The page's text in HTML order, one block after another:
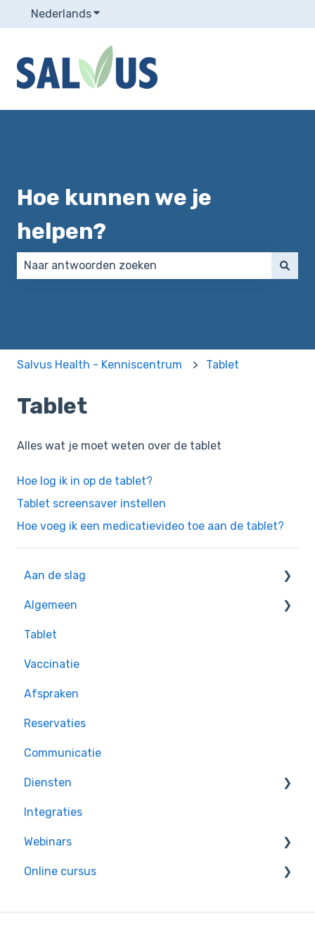
NederlandsSubmenu tonen voor vertalingen
Hoe kunnen we je
helpen?
Salvus Health - Kenniscentrum Tablet
Tablet
Alles wat je moet weten over de tablet
Hoe log ik in op de tablet?
Tablet screensaver instellen
Hoe voeg ik een medicatievideo toe aan de tablet?
Aan de slag
Oefeningen voor beginners
Algemeen
Handige tips
Tablet
Vaccinatie
Afspraken
Reservaties
Communicatie
Diensten
Taken
Integraties
Webinars
Inschrijven
Online cursus